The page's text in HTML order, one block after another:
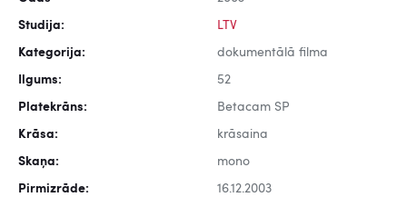
Studija: LTV
Kategorija: dokumentālā filma
Ilgums: 52
Platekrāns: Betacam SP
Krāsa: krāsaina
Skaņa: mono
Pirmizrāde: 16.12.2003